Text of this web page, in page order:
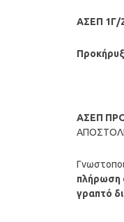
ΑΣΕΠ 1Γ/
ΑΣΕΠ
πλήρωση
γραπτό